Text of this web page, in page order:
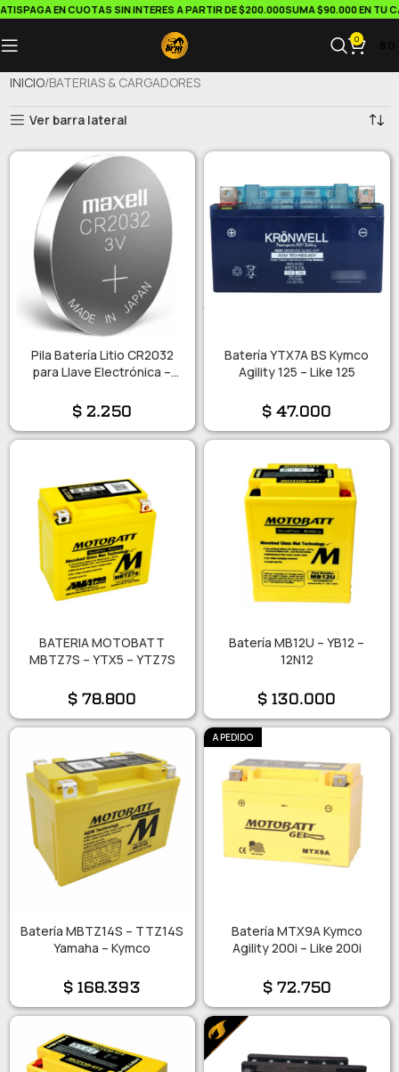
PAGA EN CUOTAS SIN INTERES A PARTIR DE $200.000SUMA $90.000 EN TU
0
INICIO BATERIAS & CARGADORES
Ver barra lateral
Pila Batería Litio CR2032
para Llave Electrónica –
$2.250
Batería YTX7A BS Kymco
Agility 125 – Like 125
$47.000
BATERIA MOTOBATT
MBTZ7S – YTX5 – YTZ7S
$78.800
Batería MB12U – YB12 –
12N12
$130.000
Batería MBTZ14S – TTZ14S
Yamaha – Kymco
$168.393
A PEDIDO
Batería MTX9A Kymco
Agility 200i – Like 200i
$72.750